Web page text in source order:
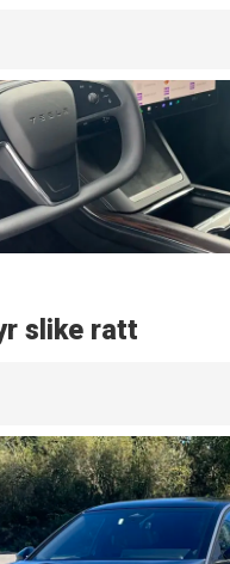
slike ratt